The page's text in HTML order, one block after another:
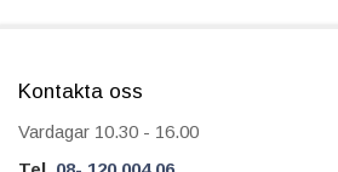
Kontakta oss
Vardagar 10.30 - 16.00